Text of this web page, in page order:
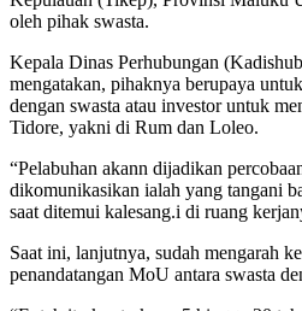
oleh pihak swasta.
Kepala Dinas Perhubungan
mengatakan, pihaknya berupaya
dengan swasta atau investor untuk
Tidore, yakni di Rum dan Loleo.
“Pelabuhan akann dijadikan
dikomunikasikan ialah yang tangani
saat ditemui kalesang.i di ruang
Saat ini, lanjutnya, sudah mengarah
penandatangan MoU antara swasta